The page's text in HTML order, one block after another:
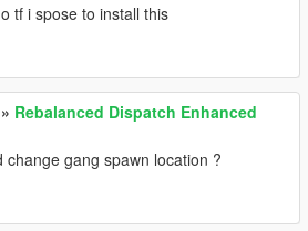
tf i spose to install this
» Rebalanced Dispatch Enhanced
change gang spawn location ?